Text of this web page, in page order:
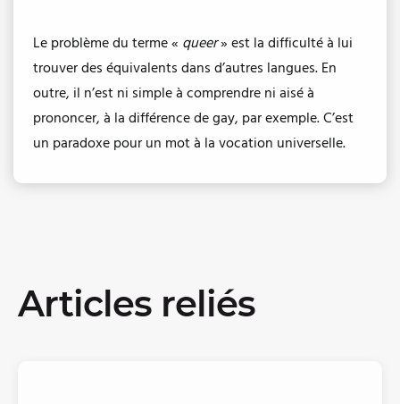
Le problème du terme « queer» est la difficulté à lui
trouver des équivalents dans d’autres langues. En
outre, il n’est ni simple à comprendre ni aisé à
prononcer, à la différence de gay, par exemple. C’est
un paradoxe pour un mot à la vocation universelle.
Articles reliés